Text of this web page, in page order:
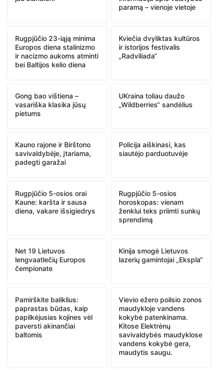
paramą – vienoje vietoje
Rugpjūčio 23-iąją minima
Europos diena stalinizmo
ir nacizmo aukoms atminti
bei Baltijos kelio diena
Kviečia dvyliktas kultūros
ir istorijos festivalis
„Radviliada“
Gong bao vištiena –
vasariška klasika jūsų
pietums
UKraina toliau daužo
„Wildberries“ sandėlius
Kauno rajone ir Birštono
savivaldybėje, įtariama,
padegti garažai
Policija aiškinasi, kas
siautėjo parduotuvėje
Rugpjūčio 5-osios orai
Kaune: karšta ir sausa
diena, vakare išsigiedrys
Rugpjūčio 5-osios
horoskopas: vienam
ženklui teks priimti sunkų
sprendimą
Net 19 Lietuvos
lengvaatlečių Europos
čempionate
Kinija smogė Lietuvos
lazerių gamintojai „Ekspla“
Pamirškite baliklius:
paprastas būdas, kaip
papilkėjusias kojines vėl
paversti akinančiai
baltomis
Vievio ežero poilsio zonos
maudykloje vandens
kokybė patenkinama.
Kitose Elektrėnų
savivaldybės maudyklose
vandens kokybė gera,
maudytis saugu.